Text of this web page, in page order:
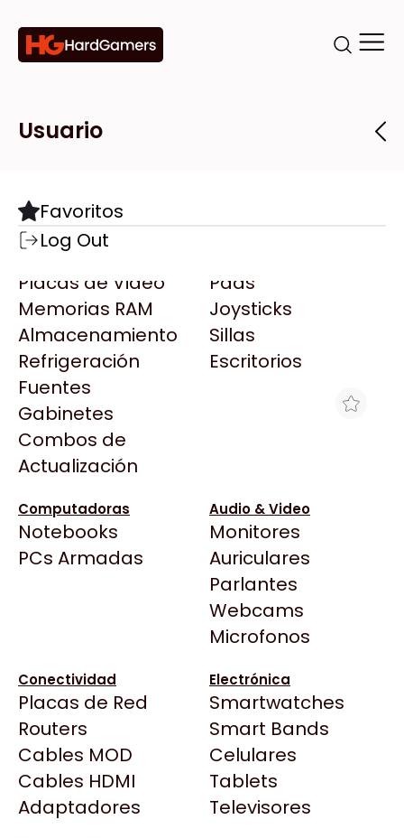
Categorías
Componentes
Motherboards
Microprocesadores
Placas de Video
Memorias RAM
Almacenamiento
Refrigeración
Fuentes
Gabinetes
Combos de
Actualización
Pads
Joysticks
Sillas
Escritorios
Computadoras
Notebooks
PCs Armadas
Audio & Video
Monitores
Auriculares
Parlantes
Webcams
Microfonos
Conectividad
Placas de Red
Routers
Cables MOD
Cables HDMI
Adaptadores
Electrónica
Smartwatches
Smart Bands
Celulares
Tablets
Televisores
Marcas
Todas las Marcas
AMD
AULA
Acer
Adata
AeroCool
Antec
Arkham
Asrock
BenQ
CX
Cooler Master
Deepcool
Dell
EVGA
Gamemax
Genesis
Genius
Tiendas
Destacadas
Todas las Tiendas
Click Gaming
Compufan Store
Dinobyte
Full H4rd
Gaming City
Gezatek
Usuario
Favoritos
Log Out
WATER COOLER CM MASTERLLIQUID
360 CORE II ARGB PWM BLACK
$128.993
Ver producto en la página de Gaming Point